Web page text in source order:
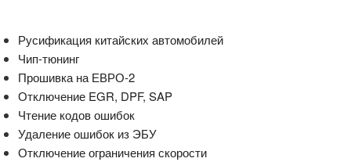
Русификация китайских автомобилей
Чип-тюнинг
Прошивка на ЕВРО-2
Отключение EGR, DPF, SAP
Чтение кодов ошибок
Удаление ошибок из ЭБУ
Отключение ограничения скорости